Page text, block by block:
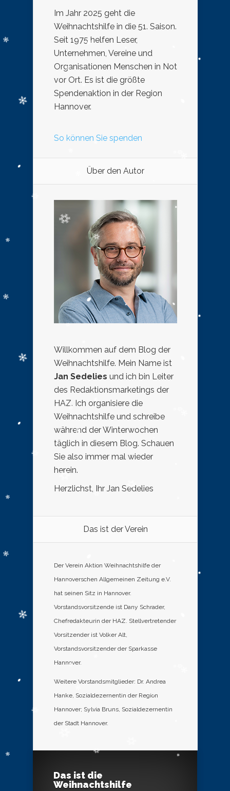
Im Jahr 2025 geht die
Weihnachtshilfe in die 51. Saison.
Seit 1975 helfen Leser,
Unternehmen, Vereine und
Organisationen Menschen in Not
vor Ort. Es ist die größte
Spendenaktion in der Region
Hannover.
So können Sie spenden
Über den Autor
Willkommen auf dem Blog der
Weihnachtshilfe. Mein Name ist
Jan Sedelies und ich bin Leiter
des Redaktionsmarketings der
HAZ. Ich organisiere die
Weihnachtshilfe und schreibe
während der Winterwochen
täglich in diesem Blog. Schauen
Sie also immer mal wieder
herein.
Herzlichst, Ihr Jan Sedelies
Das ist der Verein
Der Verein Aktion Weihnachtshilfe der
Hannoverschen Allgemeinen Zeitung e.V.
hat seinen Sitz in Hannover.
Vorstandsvorsitzende ist Dany Schrader,
Chefredakteurin der HAZ. Stellvertretender
Vorsitzender ist Volker Alt,
Vorstandsvorsitzender der Sparkasse
Hannover.
Weitere Vorstandsmitglieder: Dr. Andrea
Hanke, Sozialdezernentin der Region
Hannover; Sylvia Bruns, Sozialdezernentin
der Stadt Hannover.
Das ist die
Weihnachtshilfe